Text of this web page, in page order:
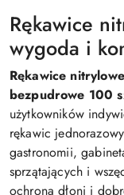
Rękawice
wygoda i
Rękawice
bezpudrowe 100
użytkowników
rękawic
gastronomii,
sprzątających i
ochrona dłoni i